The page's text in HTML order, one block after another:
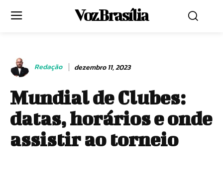
Voz Brasília
Redação dezembro 11, 2023
Mundial de Clubes:
datas, horários e onde
assistir ao torneio